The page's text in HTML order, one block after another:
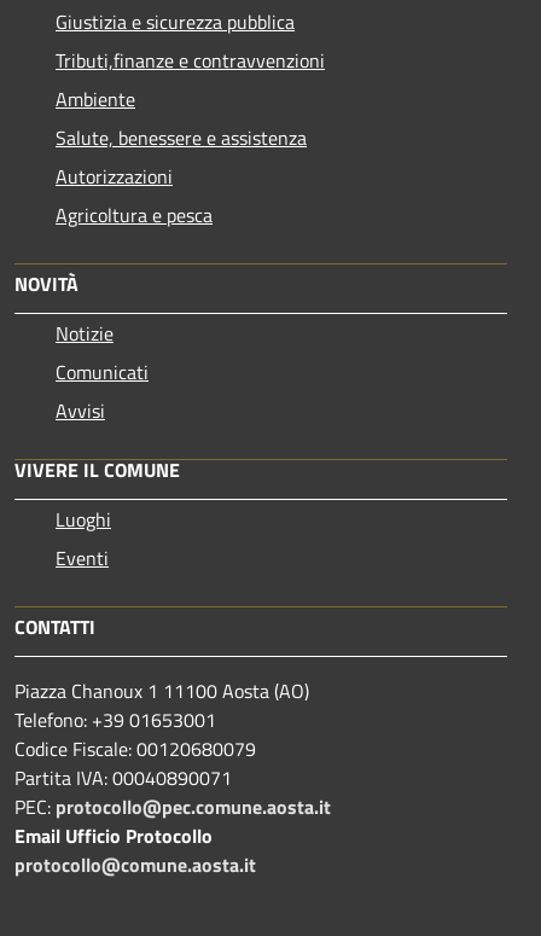
Giustizia e sicurezza pubblica
Tributi,finanze e contravvenzioni
Ambiente
Salute, benessere e assistenza
Autorizzazioni
Agricoltura e pesca
NOVITÀ
Notizie
Comunicati
Avvisi
VIVERE IL COMUNE
Luoghi
Eventi
CONTATTI
Piazza Chanoux 1 11100 Aosta (AO)
Telefono: +39 01653001
Codice Fiscale: 00120680079
Partita IVA: 00040890071
PEC: protocollo@pec.comune.aosta.it
Email Ufficio Protocollo
protocollo@comune.aosta.it